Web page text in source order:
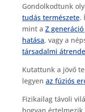
Gondolkodtunk
tudás természete.
mint a Z
hatása, vagy a
társadalmi
Kutattunk a jövő
legyen az fúziós
Fizikailag távoli